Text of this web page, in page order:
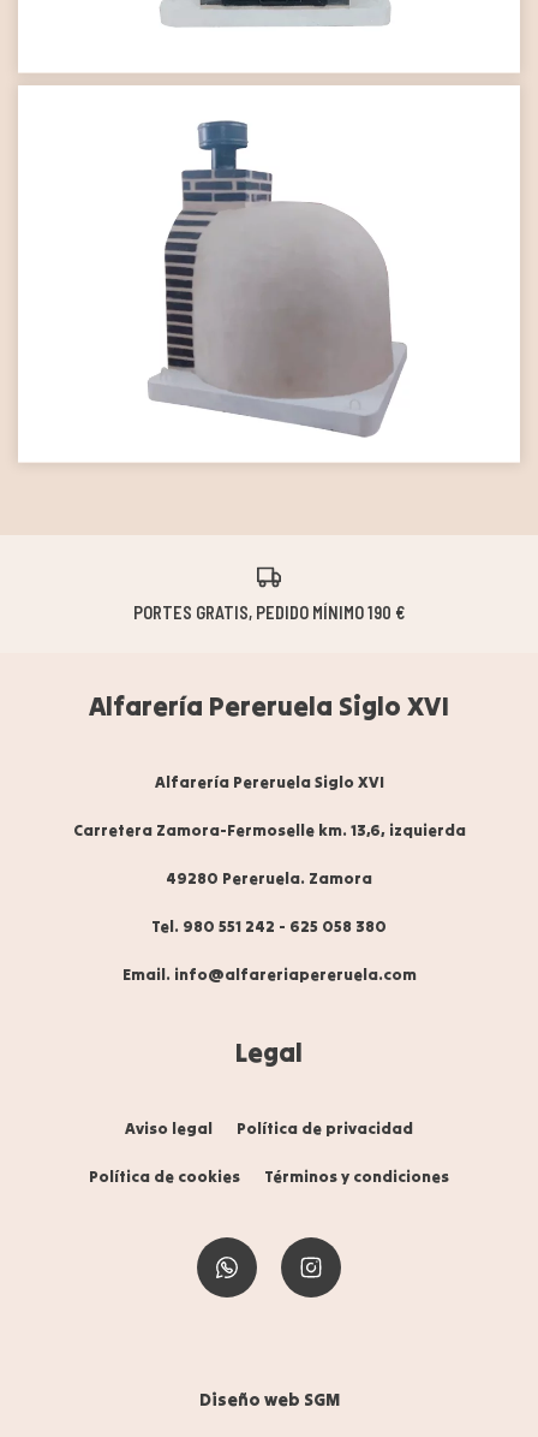
PORTES GRATIS, PEDIDO MÍNIMO 190 €
Alfarería Pereruela Siglo XVI
Alfarería Pereruela Siglo XVI
Carretera Zamora-Fermoselle km. 13,6, izquierda
49280 Pereruela. Zamora
Tel. 980 551 242 - 625 058 380
Email. info@alfareriapereruela.com
Legal
Aviso legal Política de privacidad
Política de cookies Términos y condiciones
Diseño web SGM